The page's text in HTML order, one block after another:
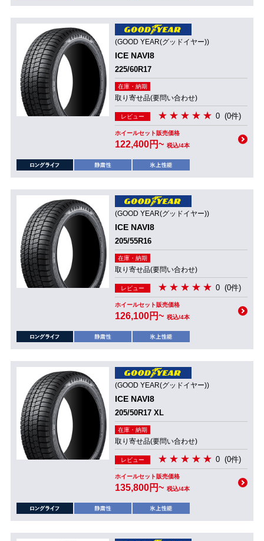
(GOOD YEAR(グッドイヤー))
ICE NAVI8
225/60R17
在庫・納期
取り寄せ品(要問い合わせ)
レビュー 0 (0件)
ホイールセット販売価格
122,400円~ 税込/4本
(GOOD YEAR(グッドイヤー))
ICE NAVI8
205/55R16
在庫・納期
取り寄せ品(要問い合わせ)
レビュー 0 (0件)
ホイールセット販売価格
126,100円~ 税込/4本
(GOOD YEAR(グッドイヤー))
ICE NAVI8
205/50R17 XL
在庫・納期
取り寄せ品(要問い合わせ)
レビュー 0 (0件)
ホイールセット販売価格
135,800円~ 税込/4本